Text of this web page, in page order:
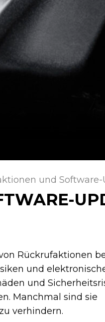
und
Rückrufaktionen
und
und
Manchmal sind sie
verhindern.